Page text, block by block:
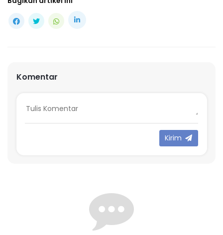
Komentar
Kirim